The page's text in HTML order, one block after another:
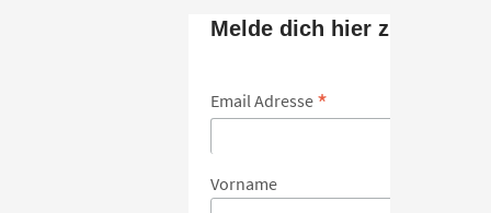
Melde dich hier zum
Email Adresse *
Vorname